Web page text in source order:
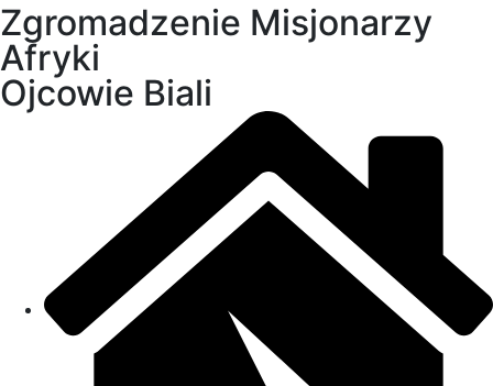
Zgromadzenie Misjonarzy
Afryki
Ojcowie Biali